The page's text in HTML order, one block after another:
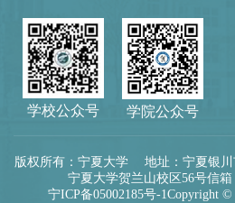
学校公众号 学院公众号
版权所有：宁夏大学 地址：宁夏银川
宁夏大学贺兰山校区56号信
宁ICP备05002185号-1Copyright